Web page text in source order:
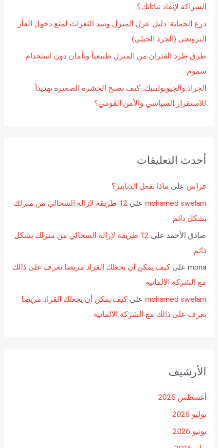
الشراكة لإنقاذ نباتاتك؟
درع الحماية: دليل عزل المنزل وسد الثغرات لمنع دخول الفأر
النرويجي (الجرذ الجبلي)
طرق طرد الفئران من المنزل طبيعياً وبأمان دون استخدام
سموم
الجراد والجيوبوليتيك: كيف تصبح الحشرة الصغيرة تهديداً
للاستقرار السياسي والأمن القومي؟
أحدث التعليقات
فراس على ماذا تفعل الدبابير؟
mohamed swelamعلى
12 طريقة لإزالة السحالي من منزلك
بشكل دائم
صادق الأحمد على
12 طريقة لإزالة السحالي من منزلك بشكل
دائم
monaعلى كيف يمكن أن يجعلك القراد مريضا تعرف على ذالك
مع الشركة الالمانية
mohamed swelamعلى كيف يمكن أن يجعلك القراد مريضا
تعرف على ذالك مع الشركة الالمانية
الأرشيف
أغسطس 2026
يوليو 2026
يونيو 2026